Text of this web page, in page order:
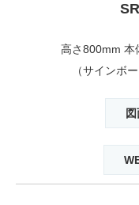
高さ800mm 本
（サインボ